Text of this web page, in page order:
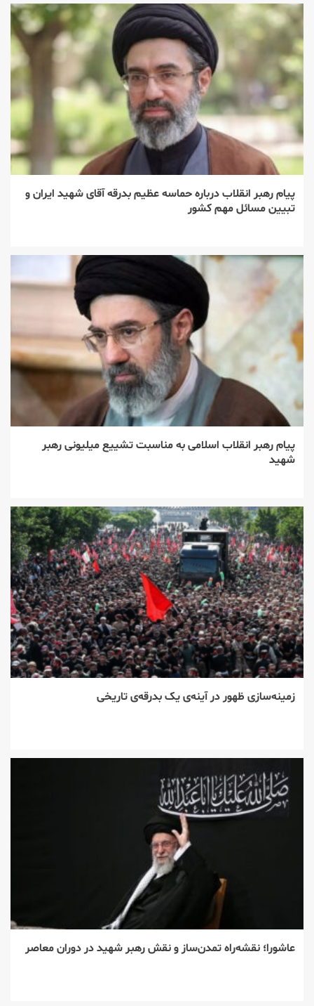
پیام رهبر انقلاب درباره حماسه عظیم بدرقه آقای شهید ایران و
تبیین مسائل مهم کشور
پیام رهبر انقلاب اسلامی به مناسبت تشییع میلیونی رهبر
شهید
زمینه‌سازی ظهور در آینه‌ی یک بدرقه‌ی تاریخی
عاشورا؛ نقشه‌راه تمدن‌ساز و نقش رهبر شهید در دوران معاصر